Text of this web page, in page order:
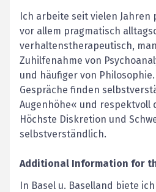
Ich arbeite seit vielen Jahren
vor allem pragmatisch
verhaltenstherapeutisch,
Zuhilfenahme von
und häufiger von
Gespräche finden
Augenhöhe« und respektvoll
Höchste Diskretion und
selbstverständlich.
Additional Information for
In Basel u. Baselland biete